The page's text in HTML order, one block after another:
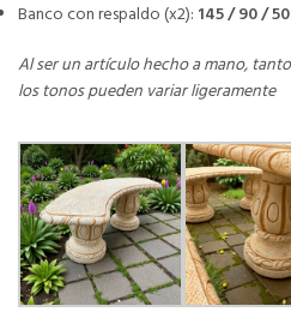
Banco con respaldo (x2): 145 / 90 /
Al ser un artículo hecho a mano,
los tonos pueden variar ligeramente